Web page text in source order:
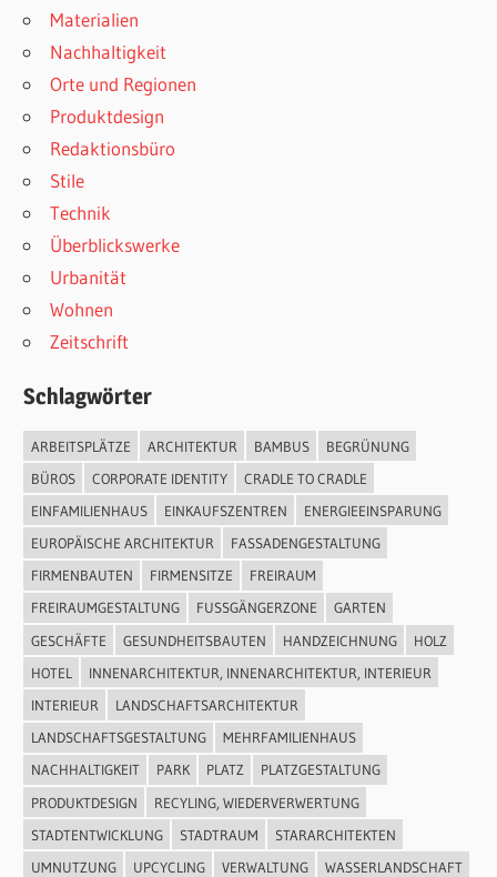
Materialien
Nachhaltigkeit
Orte und Regionen
Produktdesign
Redaktionsbüro
Stile
Technik
Überblickswerke
Urbanität
Wohnen
Zeitschrift
Schlagwörter
ARBEITSPLÄTZE ARCHITEKTUR BAMBUS
BEGRÜNUNG
BÜROS
CORPORATE IDENTITY
CRADLE TO CRADLE
EINFAMILIENHAUS
EINKAUFSZENTREN
ENERGIEEINSPARUNG
EUROPÄISCHE ARCHITEKTUR
FASSADENGESTALTUNG
FIRMENBAUTEN
FIRMENSITZE
FREIRAUM
FREIRAUMGESTALTUNG
FUSSGÄNGERZONE
GARTEN
GESCHÄFTE
GESUNDHEITSBAUTEN HANDZEICHNUNG
HOLZ
HOTEL
INNENARCHITEKTUR, INNENARCHITEKTUR, INTERIEUR
INTERIEUR
LANDSCHAFTSARCHITEKTUR
LANDSCHAFTSGESTALTUNG
MEHRFAMILIENHAUS
NACHHALTIGKEIT
PARK PLATZ
PLATZGESTALTUNG
PRODUKTDESIGN
RECYLING, WIEDERVERWERTUNG
STADTENTWICKLUNG
STADTRAUM
STARARCHITEKTEN
UMNUTZUNG
UPCYCLING VERWALTUNG WASSERLANDSCHAFT